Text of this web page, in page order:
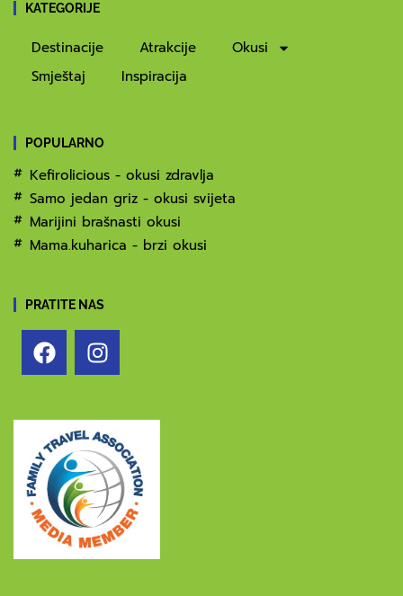
KATEGORIJE
Destinacije Atrakcije
Okusi
Smještaj
Inspiracija
POPULARNO
Kefirolicious - okusi zdravlja
Samo jedan griz - okusi svijeta
Marijini brašnasti okusi
Mama.kuharica - brzi okusi
PRATITE NAS